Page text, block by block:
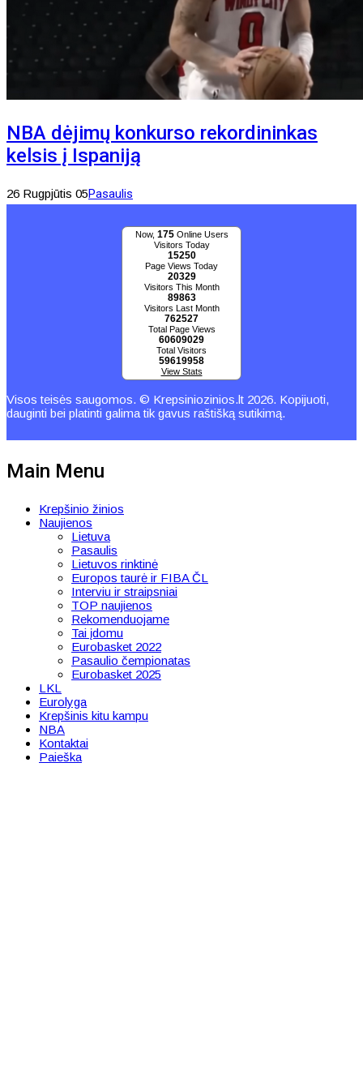
NBA dėjimų konkurso rekordininkas
kelsis į Ispaniją
26 Rugpjūtis 05Pasaulis
Now, 175Online Users
Visitors Today
15250
Page Views Today
20329
Visitors This Month
89863
Visitors Last Month
762527
Total Page Views
60609029
Total Visitors
59619958
View Stats
Visos teisės saugomos. © Krepsiniozinios.lt 2026. Kopijuoti,
dauginti bei platinti galima tik gavus raštišką sutikimą.
Main Menu
Krepšinio žinios
Naujienos
Lietuva
Pasaulis
Lietuvos rinktinė
Europos taurė ir FIBA ČL
Interviu ir straipsniai
TOP naujienos
Rekomenduojame
Tai įdomu
Eurobasket 2022
Pasaulio čempionatas
Eurobasket 2025
LKL
Eurolyga
Krepšinis kitu kampu
NBA
Kontaktai
Paieška